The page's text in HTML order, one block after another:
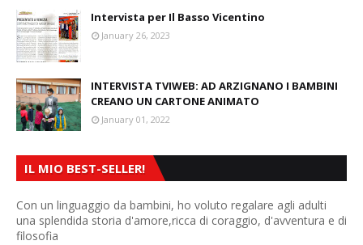
Intervista per Il Basso Vicentino
January 26, 2023
INTERVISTA TVIWEB: AD ARZIGNANO I BAMBINI
CREANO UN CARTONE ANIMATO
January 01, 2022
IL MIO BEST-SELLER!
Con un linguaggio da bambini, ho voluto regalare agli adulti
una splendida storia d'amore,ricca di coraggio, d'avventura e di
filosofia